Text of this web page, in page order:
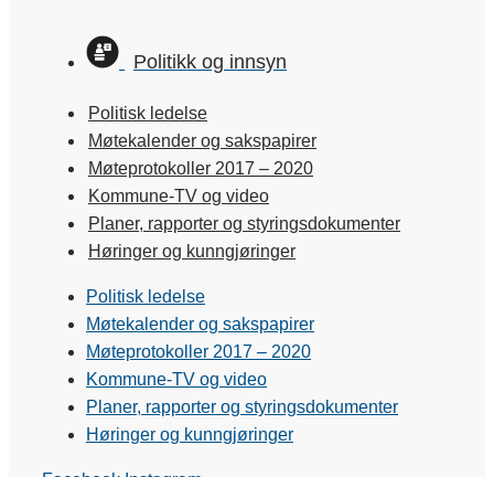
Politikk og innsyn
Politisk ledelse
Møtekalender og sakspapirer
Møteprotokoller 2017 – 2020
Kommune-TV og video
Planer, rapporter og styringsdokumenter
Høringer og kunngjøringer
Politisk ledelse
Møtekalender og sakspapirer
Møteprotokoller 2017 – 2020
Kommune-TV og video
Planer, rapporter og styringsdokumenter
Høringer og kunngjøringer